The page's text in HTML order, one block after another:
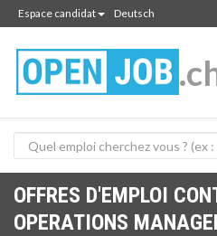
Espace candidat Deutsch
OFFRES D'EMPLOI
OPERATIONS